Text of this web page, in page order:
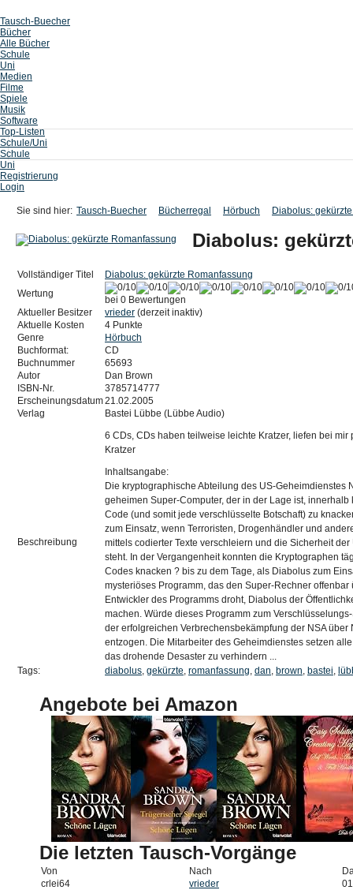
Tausch-Buecher
Bücher
Alle Bücher
Schule
Uni
Medien
Filme
Spiele
Musik
Software
Top-Listen
Schule/Uni
Schule
Uni
Registrierung
Login
Sie sind hier: Tausch-Buecher Bücherregal Hörbuch Diabolus:
Diabolus:
Vollständiger Titel
Diabolus: gekürzte Romanfassung
Wertung
bei 0 Bewertungen
Aktueller Besitzer
vrieder (derzeit inaktiv)
Aktuelle Kosten
4 Punkte
Genre
Hörbuch
Buchformat:
CD
Buchnummer
65693
Autor
Dan Brown
ISBN-Nr.
3785714777
Erscheinungsdatum21.02.2005
Verlag
Bastei Lübbe (Lübbe Audio)
Beschreibung
6 CDs, CDs haben teilweise leichte Kratzer, liefen bei mir
Kratzer
Inhaltsangabe:
Die kryptographische Abteilung des US-Geheimdienstes
geheimen Super-Computer, der in der Lage ist, innerhalb
Code (und somit jede verschlüsselte Botschaft) zu
zum Einsatz, wenn Terroristen, Drogenhändler und
mittels codierter Texte verschleiern und die Sicherheit der
steht. In der Vergangenheit konnten die Kryptographen
Codes knacken ? bis zu dem Tage, als Diabolus zum
mysteriöses Programm, das den Super-Rechner offenbar
Entwickler des Programms droht, Diabolus der
machen. Würde dieses Programm zum
der erfolgreichen Verbrechensbekämpfung der NSA über
entzogen. Die Mitarbeiter des Geheimdienstes setzen
das drohende Desaster zu verhindern ...
Tags:
diabolus, gekürzte, romanfassung, dan, brown, bastei,
Angebote bei Amazon
Die letzten Tausch-Vorgänge
Von Nach
crlei64
vrieder